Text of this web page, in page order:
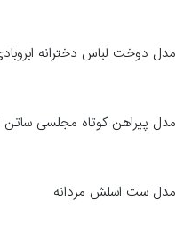
مدل دوخت لباس دخترانه
مدل پیراهن کوتاه مجلسی ساتن
مدل ست اسلش مردانه